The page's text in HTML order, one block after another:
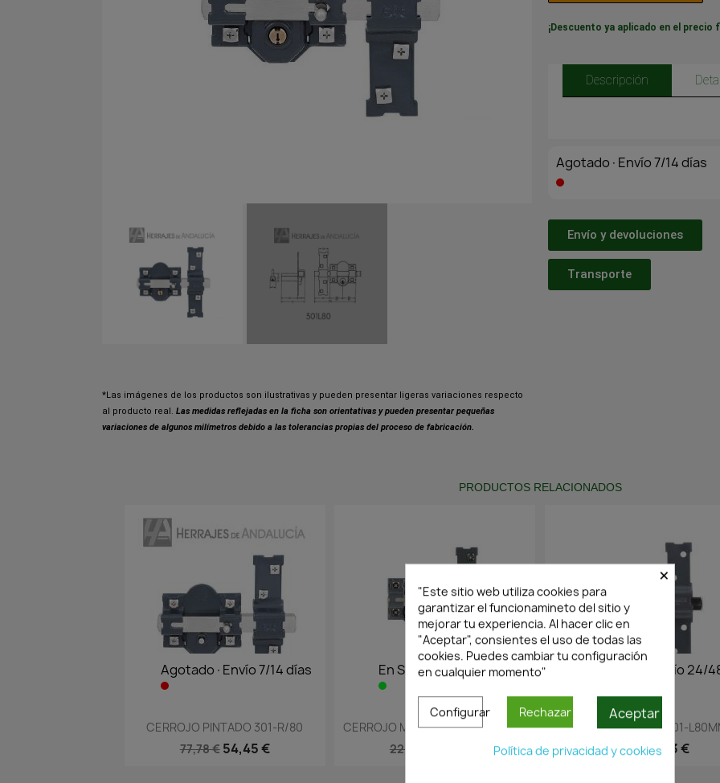
*Las imágenes de los productos son ilustrativas y pueden presentar ligeras variaciones respecto
al producto real. Las medidas reflejadas en la ficha son orientativas y pueden presentar pequeñas
variaciones de algunos milímetros debido a las tolerancias propias del proceso de fabricación.
¡Descuento ya aplicado en el precio
Descripción
Agotado·Envío 7/14 días
Envío y devoluciones
Transporte
PRODUCTOS RELACIONADOS
Agotado·Envío 7/14 días
Vista rápida
CERROJO PINTADO 301-R/80
77,78 € 54,45 €
En Stock·Envío 24/48h
 Vista rápida
CERROJO MODELO 1301-L80MM...
22,06 €
En Stock·Envío 24/
Vista rápida
CERROJO MODELO 1301-
26,47 €18,53 €
×
"Este sitio web utiliza cookies para
garantizar el funcionamineto del sitio y
mejorar tu experiencia. Al hacer clic en
"Aceptar", consientes el uso de todas las
cookies. Puedes cambiar tu configuración
en cualquier momento"
Configurar Rechazar Aceptar
Política de privacidad y cookies